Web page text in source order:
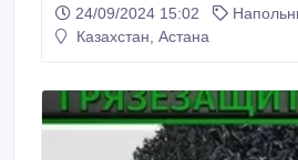
ковровое покрытие со скребком
справляется с очисткой обуви от
холлах, фойе, гардеробах и
24/09/2024 15:02
Казахстан, Астана